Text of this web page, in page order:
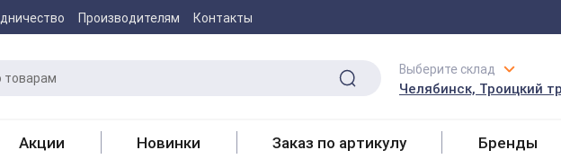
Производителям Контакты
Выберите склад
Челябинск, Троицкий
Акции Новинки Заказ по артикулу Бренды